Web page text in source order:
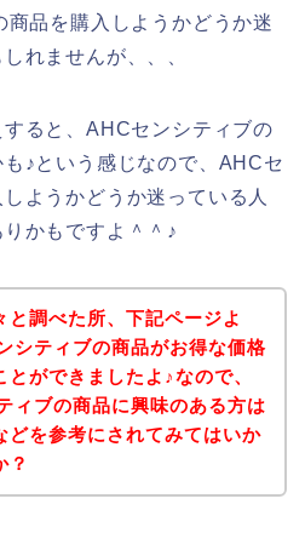
品を購入しようかどうか迷
れませんが、、、
ると、AHCセンシティブの
♪という感じなので、AHCセ
ようかどうか迷っている人
かもですよ＾＾♪
と調べた所、下記ページよ
シティブの商品がお得な価格
とができましたよ♪なので、
ィブの商品に興味のある方は
どを参考にされてみてはいか
？